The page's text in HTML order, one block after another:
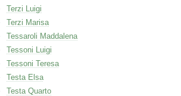
Terzi Luigi
Terzi Marisa
Tessaroli Maddalena
Tessoni Luigi
Tessoni Teresa
Testa Elsa
Testa Quarto